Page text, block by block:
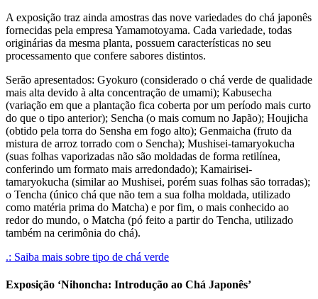
A exposição traz ainda amostras das nove variedades do chá japonês
fornecidas pela empresa Yamamotoyama. Cada variedade, todas
originárias da mesma planta, possuem características no seu
processamento que confere sabores distintos.
Serão apresentados: Gyokuro (considerado o chá verde de qualidade
mais alta devido à alta concentração de umami); Kabusecha
(variação em que a plantação fica coberta por um período mais curto
do que o tipo anterior); Sencha (o mais comum no Japão); Houjicha
(obtido pela torra do Sensha em fogo alto); Genmaicha (fruto da
mistura de arroz torrado com o Sencha); Mushisei-tamaryokucha
(suas folhas vaporizadas não são moldadas de forma retilínea,
conferindo um formato mais arredondado); Kamairisei-
tamaryokucha (similar ao Mushisei, porém suas folhas são torradas);
o Tencha (único chá que não tem a sua folha moldada, utilizado
como matéria prima do Matcha) e por fim, o mais conhecido ao
redor do mundo, o Matcha (pó feito a partir do Tencha, utilizado
também na cerimônia do chá).
.: Saiba mais sobre tipo de chá verde
Exposição ‘Nihoncha: Introdução ao Chá Japonês’